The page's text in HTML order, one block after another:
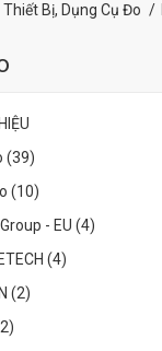
Thiết Bị, Dụng Cụ Đo
(39)
(10)
- EU (4)
(4)
(2)